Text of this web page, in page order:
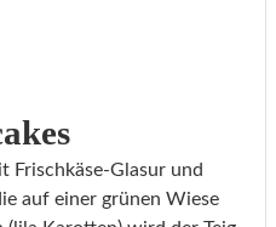
Frischkäse-Glasur und
auf einer grünen Wiese